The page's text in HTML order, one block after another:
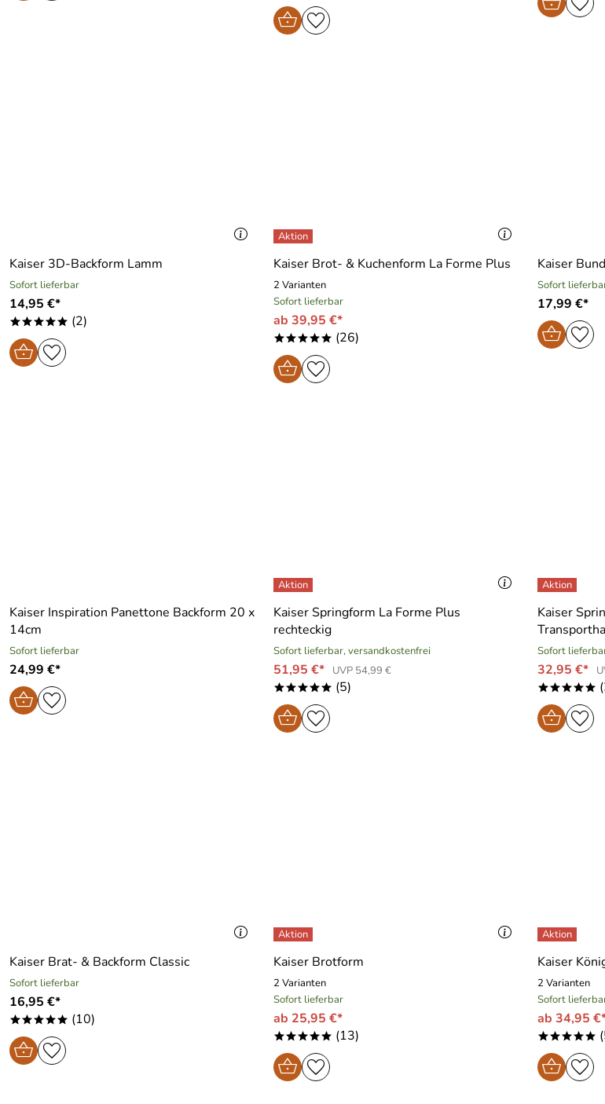
Kaiser 3D-Backform Lamm
Sofort lieferbar
14,95 €*
***** (2)
Kaiser Brot- & Kuchenform La Forme Plus
2 Varianten
Sofort lieferbar
ab 39,95 €*
***** (26)
Kaiser
Sofort
17,99 €*
Kaiser Inspiration Panettone Backform 20 x
14cm
Sofort lieferbar
24,99 €*
Kaiser Springform La Forme Plus
rechteckig
Sofort lieferbar, versandkostenfrei
51,95 €* UVP 54,99 €
***** (5)
Kaiser
Sofort
32,95 €*
*****
Kaiser Brat- & Backform Classic
Sofort lieferbar
16,95 €*
***** (10)
Kaiser Brotform
2 Varianten
Sofort lieferbar
ab 25,95 €*
***** (13)
Kaiser
2 Varianten
Sofort
ab 34,95
*****